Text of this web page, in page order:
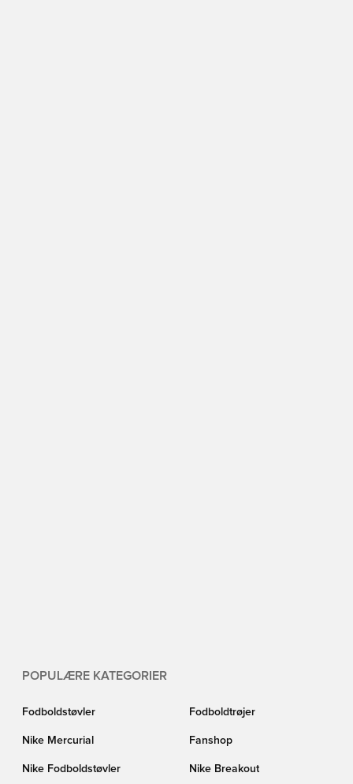
POPULÆRE KATEGORIER
Fodboldstøvler Fodboldtrøjer
Nike Mercurial Fanshop
Nike Fodboldstøvler Nike Breakout